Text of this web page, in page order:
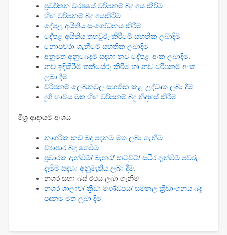
ප්‍රවර්තන වර්ෂයේ වරිපනම් බදු අය කිරීම
හිඟ වරිපනම් බදු අයකිරීම
දේපළ අයිතිය සංශෝධනය කිරීම
දේපළ අයිතිය තහවුරු කිරීමේ සහතික ලබාදීම
නොපවරා ගැනීමේ සහතික ලබාදීම
අනුමත අනුබෙදුම් සඳහා නව දේපළ අංක ලබාදීම.
නව ඉදිකිරීම් තක්සේරු කිරීම හා නව වරිපනම් අංක
ලබා දීම
වරිපනම් ලේඛනවල සහතික කළ උද්ධෘත ලබා දීම
දුගී භාවය මත හිඟ වරිපනම් බදු නිදහස් කිරීම
මිශ්‍ර ආදායම් අංශය
නාගරික කඩ බදු පදනම මත ලබා ගැනීම
ව්‍යාපාර බදු ගෙවීම
ප්‍රචාරක දැන්වීම්/ බැනර්/ කටවුට්/ ස්ථිර දැන්වීම් පුවරු
දැමීම සඳහා අනුමැතිය ලබා දීම.
නගර සභා බස් රථය ලබා ගැනීම
නගර ශාලාව/ ක්‍රීඩා මණ්ඩපය/ සමනල ක්‍රීඩාංගනය බදු
පදනම මත ලබා දීම